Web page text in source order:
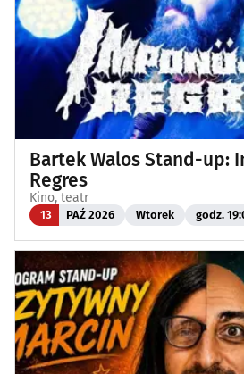
Bartek Walos Stand-up:
Regres
Kino, teatr
13 PAŹ 2026 Wtorek godz.